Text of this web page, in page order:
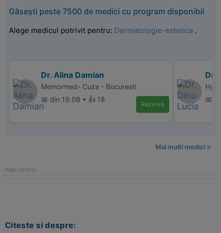
Găsești peste 7500 de medici cu program disponibil
Alege medicul potrivit pentru: Dermatologie-estetica .
Dr. Alina Damian
Memormed- Cuza - Bucuresti
📅 din 19.08 • 👍 18
Rezervă
Dr.
📅
Mai multi medici >
Citeste si despre: